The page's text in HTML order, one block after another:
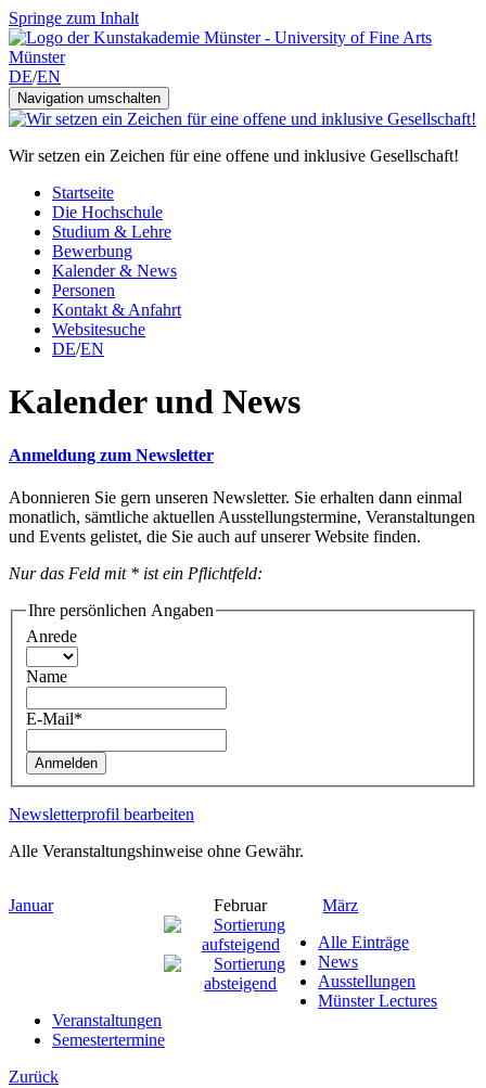
Springe zum Inhalt
DE/EN
Navigation umschalten
Wir setzen ein Zeichen für eine offene und inklusive Gesellschaft!
Startseite
Die Hochschule
Studium & Lehre
Bewerbung
Kalender & News
Personen
Kontakt & Anfahrt
Websitesuche
DE/EN
Kalender und News
Anmeldung zum Newsletter
Abonnieren Sie gern unseren Newsletter. Sie erhalten dann einmal
monatlich, sämtliche aktuellen Ausstellungstermine, Veranstaltungen
und Events gelistet, die Sie auch auf unserer Website finden.
Nur das Feld mit * ist ein Pflichtfeld:
Ihre persönlichen Angaben
Anrede
Name
E-Mail*
Anmelden
Newsletterprofil bearbeiten
Alle Veranstaltungshinweise ohne Gewähr.
Januar Februar
März
Alle Einträge
News
Ausstellungen
Münster Lectures
Veranstaltungen
Semestertermine
Zurück